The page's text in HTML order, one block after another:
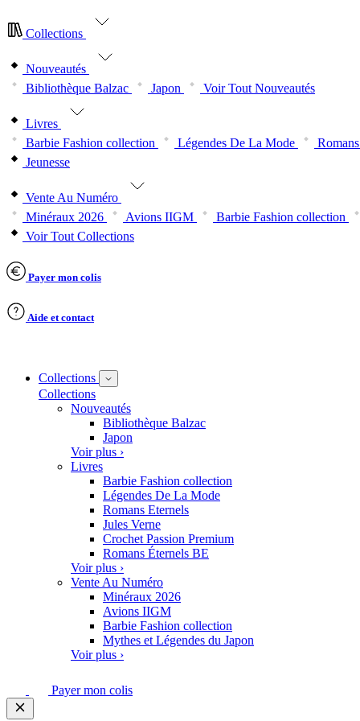
Collections
Nouveautés
Bibliothèque Balzac
Japon Voir Tout Nouveautés
Livres
Barbie Fashion collection
Légendes De La Mode
Jeunesse
Vente Au Numéro
Minéraux 2026
Avions IIGM Barbie Fashion collection
Voir Tout Collections
Payer mon colis
Aide et contact
Collections
Collections
Nouveautés
Bibliothèque Balzac
Japon
Voir plus ›
Livres
Barbie Fashion collection
Légendes De La Mode
Romans Eternels
Jules Verne
Crochet Passion Premium
Romans Éternels BE
Voir plus ›
Vente Au Numéro
Minéraux 2026
Avions IIGM
Barbie Fashion collection
Mythes et Légendes du Japon
Voir plus ›
Payer mon colis